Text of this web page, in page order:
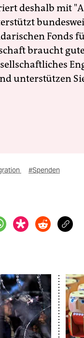
deshalb mit
Fonds
braucht
unterstützen
#Spenden